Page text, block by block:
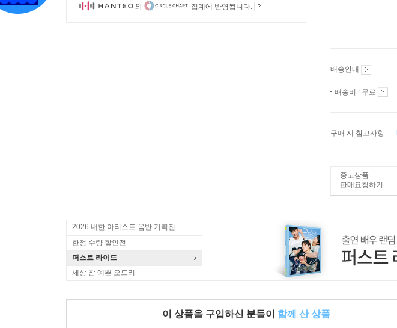
와
집계에 반영됩니다.
배송안내
배송비 : 무료
구매 시 참고사항
중고상품
판매요청하기
2026 내한 아티스트 음반 기획전
한정 수량 할인전
퍼스트 라이드
세상 참 예쁜 오드리
이 상품을 구입하신 분들이 함께 산 상품